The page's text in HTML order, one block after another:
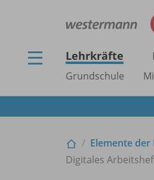
Lehrkräfte
Grundschule
Elemente
Digitales